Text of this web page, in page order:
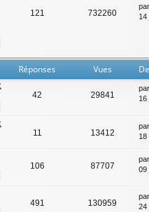
121 732260
par
14
Réponses Vues
42 29841
par
16
11 13412
par
18
106 87707
par
09
491 130959
par
24